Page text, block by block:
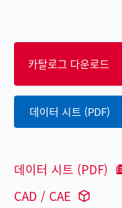
카탈로그 다운로드
데이터 시트 (PDF)
데이터 시트 (PDF)
CAD / CAE